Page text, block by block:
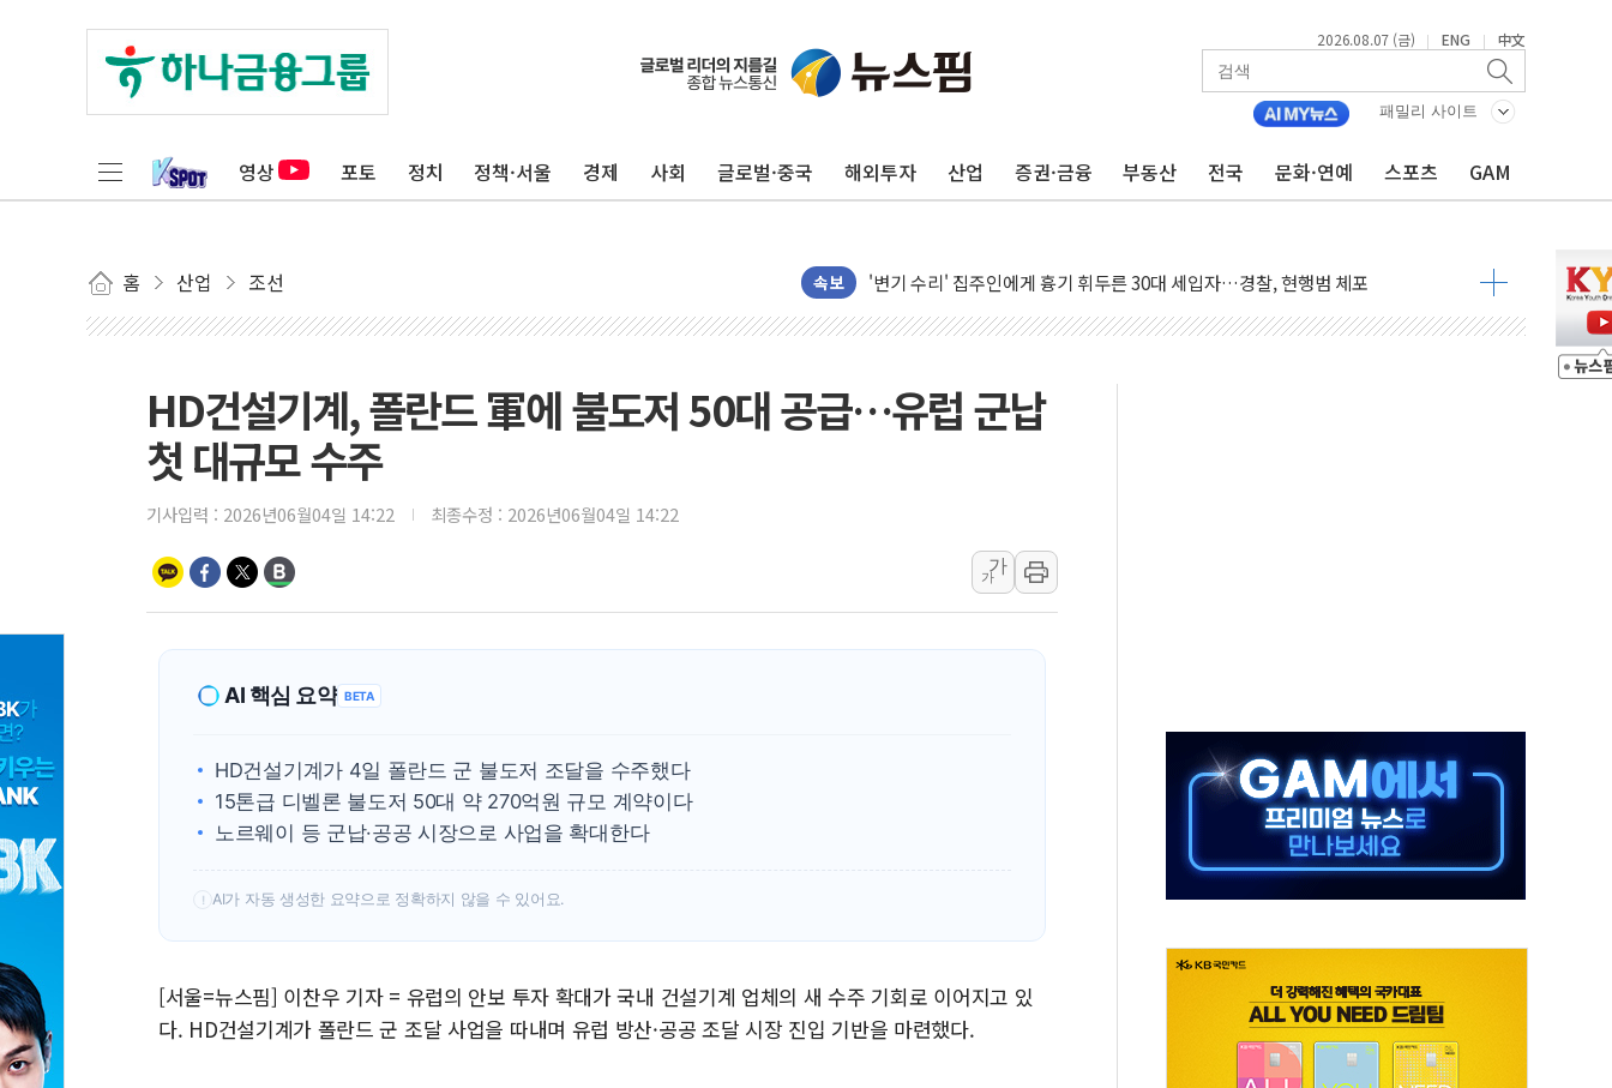
2026.08.07 (금) | ENG | 中文
패밀리 사이트
영상 포토 정치 정책·서울 경제 사회 글로벌·중국 해외투자 산업 증권·금융 부동산 전국 문화·연예 스포츠 GAM
홈 산업 조선 속보
태국 학교서 중학생 총기 난사...최소 7명 사망
40.2도 찍은 서울 등 폭염중대경보 해제…누적 온열질환자 2872명
신세계사이먼 '대구 프리미엄 아울렛' 건립 '본궤도'
李대통령, 호우 피해 경북 안동·의성 특별재난지역 선포
워트, 상반기 영업이익 30억원
프롬바이오, 10일 거래 재개…"재무구조 개편"
아바코, 2분기 매출 120억원
랩지노믹스 "디엑솜과 美 암 진단 분야 독점 라이선스 계약"
벼랑 끝 선 '동전주' 무더기 상폐 위기…관리종목 우려 지정예고 총 63개
1순위보다 낮은 특별공급 경쟁률… 실수요자 관심
HD건설기계, 폴란드 軍에 불도저 50대 공급…유럽 군납
첫 대규모 수주
기사입력 : 2026년06월04일 14:22 최종수정 : 2026년06월04일 14:22
가
가
AI 핵심 요약 BETA
HD건설기계가 4일 폴란드 군 불도저 조달을 수주했다
15톤급 디벨론 불도저 50대 약 270억원 규모 계약이다
노르웨이 등 군납·공공 시장으로 사업을 확대한다
! AI가 자동 생성한 요약으로 정확하지 않을 수 있어요.
[서울=뉴스핌] 이찬우 기자 = 유럽의 안보 투자 확대가 국내 건설기계 업체의 새 수주 기회로 이어지고 있
다. HD건설기계가 폴란드 군 조달 사업을 따내며 유럽 방산·공공 조달 시장 진입 기반을 마련했다.